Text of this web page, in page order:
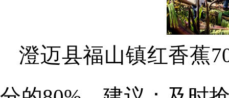
澄迈县福山镇红香蕉